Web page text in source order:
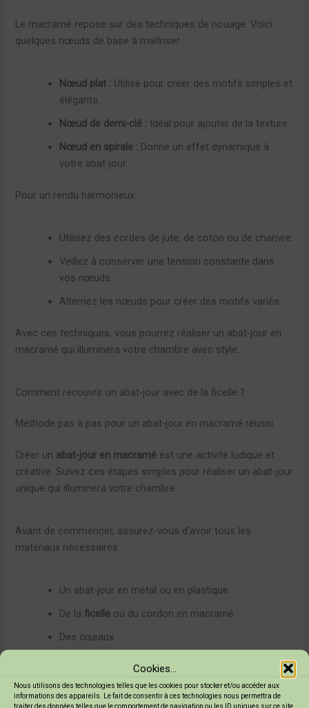
Cookies...
Nous utilisons des technologies telles que les cookies pour stocker et/ou accéder aux
informations des appareils. Le fait de consentir à ces technologies nous permettra de
traiter des données telles que le comportement de navigation ou les ID uniques sur ce site.
Le macramé repose sur des techniques de nouage. Voici
quelques nœuds de base à maîtriser :
Nœud plat : Utilisé pour créer des motifs simples et
élégants.
Nœud de demi-clé : Idéal pour ajouter de la texture.
Nœud en spirale : Donne un effet dynamique à
votre abat-jour.
Pour un rendu harmonieux :
Utilisez des cordes de jute, de coton ou de chanvre.
Veillez à conserver une tension constante dans
vos nœuds.
Alternez les nœuds pour créer des motifs variés.
Avec ces techniques, vous pourrez réaliser un abat-jour en
macramé qui illuminera votre chambre avec style.
Comment recouvrir un abat-jour avec de la ficelle ?
Méthode pas à pas pour un abat-jour en macramé réussi
Créer un abat-jour en macramé est une activité ludique et
créative. Suivez ces étapes simples pour réaliser un abat-jour
unique qui illuminera votre chambre.
Avant de commencer, assurez-vous d’avoir tous les
matériaux nécessaires :
Un abat-jour en métal ou en plastique
De la ficelle ou du cordon en macramé
Des ciseaux
Voici les étapes à suivre :